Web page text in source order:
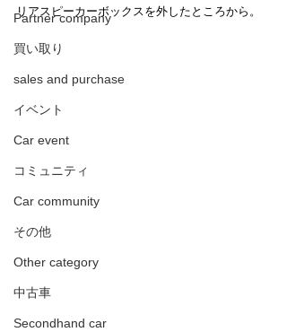
Partner company
買い取り
sales and purchase
イベント
Car event
コミュニティ
Car community
その他
Other category
中古車
Secondhand car
リアスピーカーボックスを外したところから。